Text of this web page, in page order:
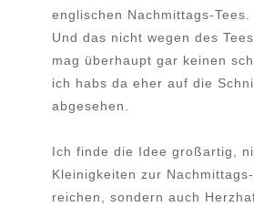
englischen Nachmittags-Tees.
Und das nicht wegen des
mag überhaupt gar keinen
ich habs da eher auf die
abgesehen.
Ich finde die Idee großartig,
Kleinigkeiten zur
reichen, sondern auch